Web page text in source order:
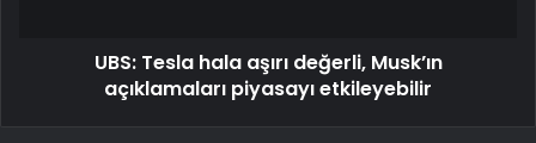
UBS: Tesla hala aşırı değerli, Musk’ın
açıklamaları piyasayı etkileyebilir